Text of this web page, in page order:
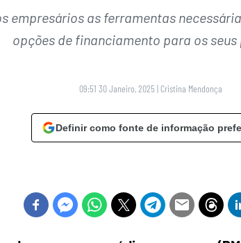
empresários as ferramentas
opções de financiamento para os
09:51 30 Janeiro, 2025 | Cristina Mendonça
Definir como fonte de informação